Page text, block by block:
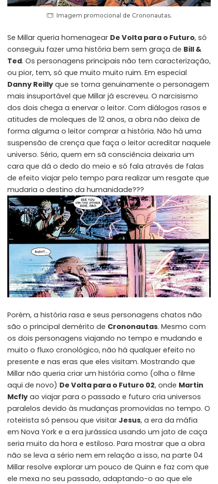
Imagem promocional de Crononautas.
Se Millar queria homenagear De Volta para o Futuro, só
conseguiu fazer uma história bem sem graça de Bill &
Ted. Os personagens principais não tem caracterização,
ou pior, tem, só que muito muito ruim. Em especial
Danny Reilly que se torna genuinamente o personagem
mais insuportável que Millar já escreveu. O narcisismo
dos dois chega a enervar o leitor. Com diálogos rasos e
atitudes de moleques de 12 anos, a obra não deixa de
forma alguma o leitor comprar a história. Não há uma
suspensão de crença que faça o leitor acreditar naquele
universo. Sério, quem em sã consciência deixaria um
cara que dá o dedo do meio e só fala através de falas
de efeito viajar pelo tempo para realizar um resgate que
mudaria o destino da humanidade???
Porém, a história rasa e seus personagens chatos não
são o principal demérito de Crononautas. Mesmo com
os dois personagens viajando no tempo e mudando e
muito o fluxo cronológico, não há qualquer efeito no
presente e nas eras que eles visitam. Mostrando que
Millar não queria criar um história como (olha o filme
aqui de novo) De Volta para o Futuro 02, onde Martin
Mcfly ao viajar para o passado e futuro cria universos
paralelos devido às mudanças promovidas no tempo. O
roteirista só pensou que visitar Jesus, a era da máfia
em Nova York e a era jurássica usando um jato de caça
seria muito da hora e estiloso. Para mostrar que a obra
não se leva a sério nem em relação a isso, na parte 04
Millar resolve explorar um pouco de Quinn e faz com que
ele mexa no seu passado, adaptando-o ao que ele